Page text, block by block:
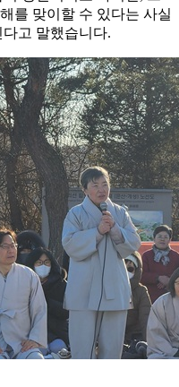
를 맞이할 수 있다는 사실
고 말했습니다.